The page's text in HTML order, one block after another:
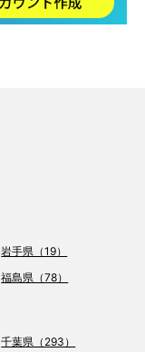
岩手県（19）
福島県（78）
千葉県（293）